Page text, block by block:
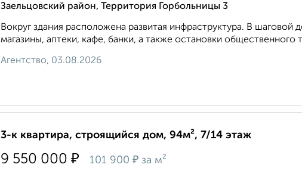
Заельцовский район, Территория Горбольницы 3
Вокруг здания расположена развитая инфраструктура. В
магазины, аптеки, кафе, банки, а также остановки общественного
Агентство, 03.08.2026
3-к квартира, строящийся дом, 94м², 7/14 этаж
9 550 000 ₽ 101 900 ₽ за м²